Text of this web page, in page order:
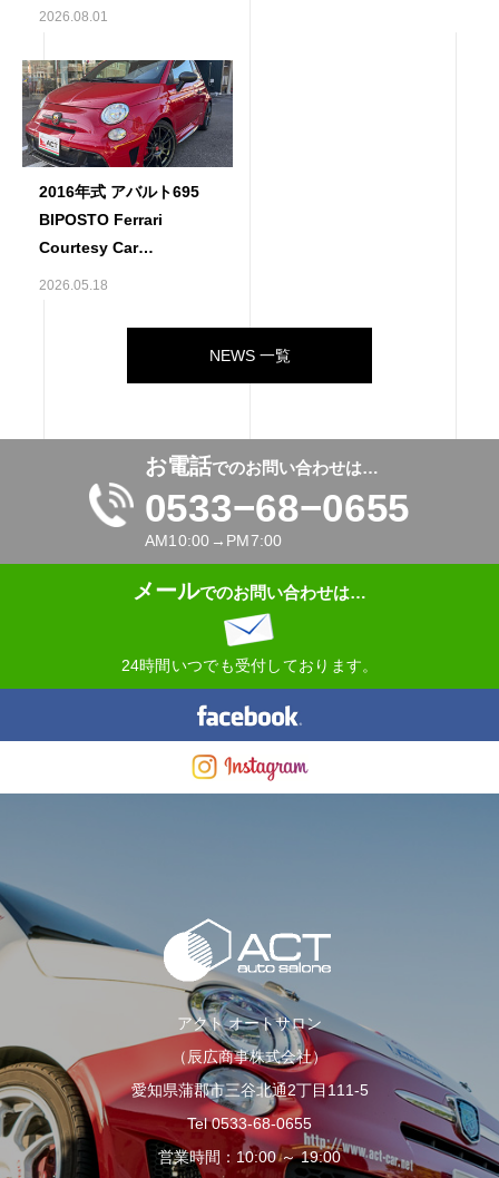
2026.08.01
2016年式 アバルト695
BIPOSTO Ferrari
Courtesy Car
2026.05.18
NEWS 一覧
お電話でのお問い合わせは…
0533−68−0655
AM10:00→PM7:00
メールでのお問い合わせは…
24時間いつでも受付しております。
アクト オートサロン
（辰広商事株式会社）
愛知県蒲郡市三谷北通2丁目111-5
Tel 0533-68-0655
営業時間：10:00 ～ 19:00